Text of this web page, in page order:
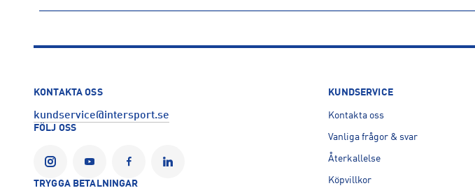
Leverantörens produktnummer: G80111
Tillverkaradress: Åsboholmsgatan 16, 504 51, Borås, SE
KONTAKTA OSS
kundservice@intersport.se
FÖLJ OSS
TRYGGA BETALNINGAR
KUNDSERVICE
Kontakta oss
Vanliga frågor & svar
Återkallelse
Köpvillkor